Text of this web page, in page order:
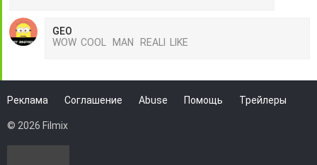
GEO
WOW COOL MAN REALI LIKE
Реклама Соглашение Abuse Помощь Трейлеры
© 2026 Filmix